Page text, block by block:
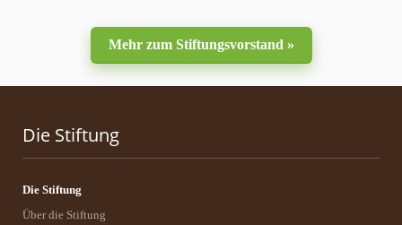
Mehr zum Stiftungsvorstand »
Die Stiftung
Die Stiftung
Über die Stiftung